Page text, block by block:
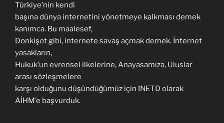
Türkiye’nin kendi
başına dünya internetini yönetmeye kalkması demek
kanımca. Bu maalesef,
Donkişot gibi, internete savaş açmak demek. İnternet
yasakların,
Hukuk’un evrensel ilkelerine, Anayasamıza, Uluslar
arası sözleşmelere
karşı olduğunu düşündüğümüz için INETD olarak
AİHM’e başvurduk.